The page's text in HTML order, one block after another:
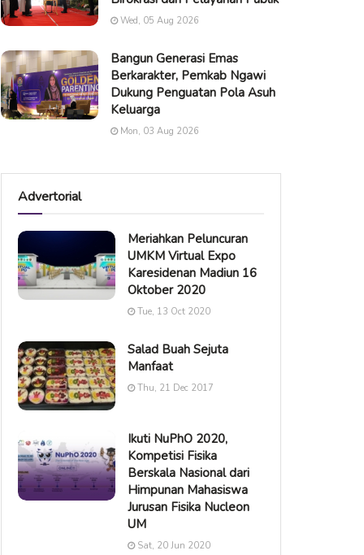
Wed, 05 Aug 2026
Bangun Generasi Emas
Berkarakter, Pemkab Ngawi
Dukung Penguatan Pola Asuh
Keluarga
Mon, 03 Aug 2026
Advertorial
Meriahkan Peluncuran
UMKM Virtual Expo
Karesidenan Madiun 16
Oktober 2020
Tue, 13 Oct 2020
Salad Buah Sejuta
Manfaat
Thu, 21 Dec 2017
Ikuti NuPhO 2020,
Kompetisi Fisika
Berskala Nasional dari
Himpunan Mahasiswa
Jurusan Fisika Nucleon
UM
Sat, 20 Jun 2020